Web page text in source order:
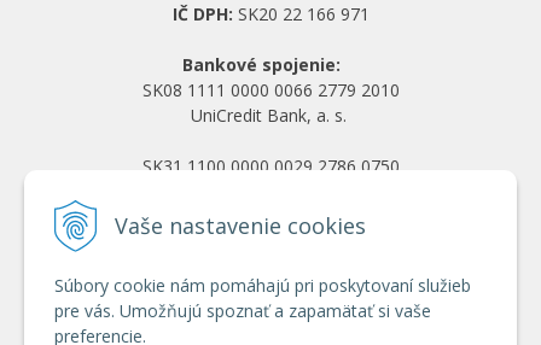
Vaše nastavenie cookies
Súbory cookie nám pomáhajú pri poskytovaní služieb
pre vás. Umožňujú spoznať a zapamätať si vaše
preferencie.
IČ DPH: SK20 22 166 971
Bankové spojenie:
SK08 1111 0000 0066 2779 2010
UniCredit Bank, a. s.
SK31 1100 0000 0029 2786 0750
Obchodné podmienky
Ochrana osobných údajov